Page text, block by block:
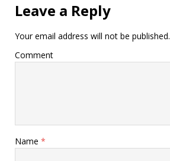
Leave a Reply
Your email address will not be published.
Comment
Name *